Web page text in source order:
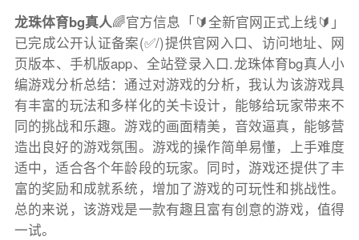
龙珠体育bg真人🌈官方信息「🔰全新官网正式上线🔰」
已完成公开认证备案(✅/)提供官网入口、访问地址、网
页版本、手机版app、全站登录入口.龙珠体育bg真人小
编游戏分析总结：通过对游戏的分析，我认为该游戏具
有丰富的玩法和多样化的关卡设计，能够给玩家带来不
同的挑战和乐趣。游戏的画面精美，音效逼真，能够营
造出良好的游戏氛围。游戏的操作简单易懂，上手难度
适中，适合各个年龄段的玩家。同时，游戏还提供了丰
富的奖励和成就系统，增加了游戏的可玩性和挑战性。
总的来说，该游戏是一款有趣且富有创意的游戏，值得
一试。